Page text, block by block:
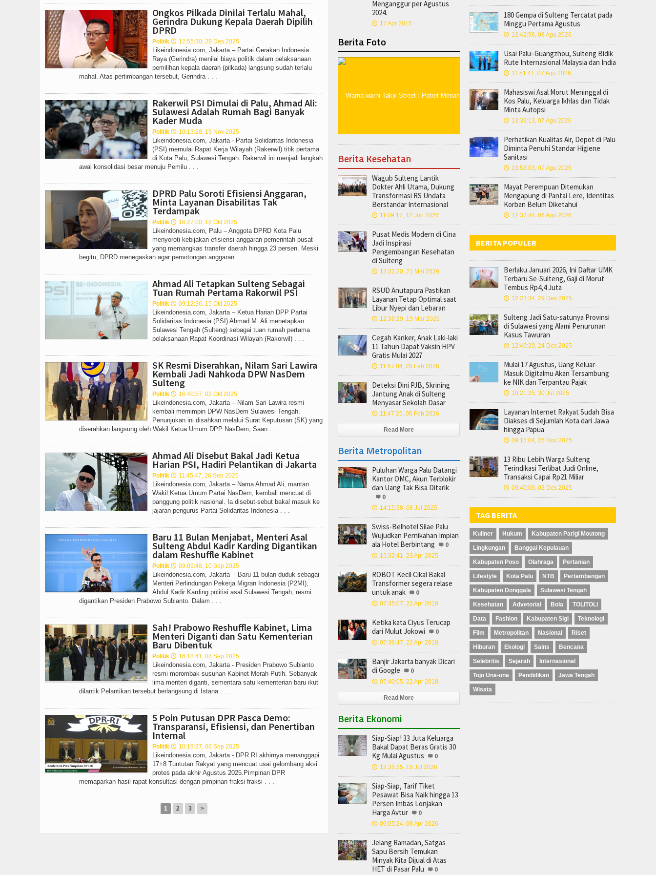
Ongkos Pilkada Dinilai Terlalu Mahal,
Gerindra Dukung Kepala Daerah Dipilih
DPRD
Politik 🕔 12:55:30, 29 Des 2025
Likeindonesia.com, Jakarta – Partai Gerakan Indonesia
Raya (Gerindra) menilai biaya politik dalam pelaksanaan
pemilihan kepala daerah (pilkada) langsung sudah terlalu
mahal. Atas pertimbangan tersebut, Gerindra . . .
Rakerwil PSI Dimulai di Palu, Ahmad Ali:
Sulawesi Adalah Rumah Bagi Banyak
Kader Muda
Politik 🕔 10:13:28, 19 Nov 2025
Likeindonesia.com, Jakarta - Partai Solidaritas Indonesia
(PSI) memulai Rapat Kerja Wilayah (Rakerwil) titik pertama
di Kota Palu, Sulawesi Tengah. Rakerwil ini menjadi langkah
awal konsolidasi besar menuju Pemilu . . .
DPRD Palu Soroti Efisiensi Anggaran,
Minta Layanan Disabilitas Tak
Terdampak
Politik 🕔 16:27:00, 18 Okt 2025
Likeindonesia.com, Palu – Anggota DPRD Kota Palu
menyoroti kebijakan efisiensi anggaran pemerintah pusat
yang memangkas transfer daerah hingga 23 persen. Meski
begitu, DPRD menegaskan agar pemotongan anggaran . . .
Ahmad Ali Tetapkan Sulteng Sebagai
Tuan Rumah Pertama Rakorwil PSI
Politik 🕔 09:12:36, 15 Okt 2025
Likeindonesia.com, Jakarta – Ketua Harian DPP Partai
Solidaritas Indonesia (PSI) Ahmad M. Ali menetapkan
Sulawesi Tengah (Sulteng) sebagai tuan rumah pertama
pelaksanaan Rapat Koordinasi Wilayah (Rakorwil) . . .
SK Resmi Diserahkan, Nilam Sari Lawira
Kembali Jadi Nahkoda DPW NasDem
Sulteng
Politik 🕔 16:40:57, 02 Okt 2025
Likeindonesia.com, Jakarta – Nilam Sari Lawira resmi
kembali memimpin DPW NasDem Sulawesi Tengah.
Penunjukan ini disahkan melalui Surat Keputusan (SK) yang
diserahkan langsung oleh Wakil Ketua Umum DPP NasDem, Saan . . .
Ahmad Ali Disebut Bakal Jadi Ketua
Harian PSI, Hadiri Pelantikan di Jakarta
Politik 🕔 11:45:47, 26 Sep 2025
Likeindonesia.com, Jakarta – Nama Ahmad Ali, mantan
Wakil Ketua Umum Partai NasDem, kembali mencuat di
panggung politik nasional. Ia disebut-sebut bakal masuk ke
jajaran pengurus Partai Solidaritas Indonesia . . .
Baru 11 Bulan Menjabat, Menteri Asal
Sulteng Abdul Kadir Karding Digantikan
dalam Reshuffle Kabinet
Politik 🕔 09:09:48, 10 Sep 2025
Likeindonesia.com, Jakarta - Baru 11 bulan duduk sebagai
Menteri Perlindungan Pekerja Migran Indonesia (P2MI),
Abdul Kadir Karding politisi asal Sulawesi Tengah, resmi
digantikan Presiden Prabowo Subianto. Dalam . . .
Sah! Prabowo Reshuffle Kabinet, Lima
Menteri Diganti dan Satu Kementerian
Baru Dibentuk
Politik 🕔 16:18:41, 08 Sep 2025
Likeindonesia.com, Jakarta - Presiden Prabowo Subianto
resmi merombak susunan Kabinet Merah Putih. Sebanyak
lima menteri diganti, sementara satu kementerian baru ikut
dilantik.Pelantikan tersebut berlangsung di Istana . . .
5 Poin Putusan DPR Pasca Demo:
Transparansi, Efisiensi, dan Penertiban
Internal
Politik 🕔 10:19:37, 06 Sep 2025
Likeindonesia.com, Jakarta - DPR RI akhirnya menanggapi
17+8 Tuntutan Rakyat yang mencuat usai gelombang aksi
protes pada akhir Agustus 2025.Pimpinan DPR
memaparkan hasil rapat konsultasi dengan pimpinan fraksi-fraksi . . .
1 2 3 >
Menganggur per Agustus
2024.
🕔 17 Apr 2015
Berita Foto
Berita Kesehatan
Wagub Sulteng Lantik
Dokter Ahli Utama, Dukung
Transformasi RS Undata
Berstandar Internasional
🕔 11:09:17, 12 Jun 2026
Pusat Medis Modern di Cina
Jadi Inspirasi
Pengembangan Kesehatan
di Sulteng
🕔 13:32:20, 21 Mei 2026
RSUD Anutapura Pastikan
Layanan Tetap Optimal saat
Libur Nyepi dan Lebaran
🕔 12:36:29, 19 Mar 2026
Cegah Kanker, Anak Laki-laki
11 Tahun Dapat Vaksin HPV
Gratis Mulai 2027
🕔 11:57:04, 20 Feb 2026
Deteksi Dini PJB, Skrining
Jantung Anak di Sulteng
Menyasar Sekolah Dasar
🕔 11:47:25, 06 Feb 2026
Read More
Berita Metropolitan
Puluhan Warga Palu Datangi
Kantor OMC, Akun Terblokir
dan Uang Tak Bisa Ditarik
0
🕔 14:15:38, 08 Jul 2025
Swiss-Belhotel Silae Palu
Wujudkan Pernikahan Impian
ala Hotel Berbintang
0
🕔 15:32:41, 23 Apr 2025
ROBOT Kecil Cikal Bakal
Transformer segera relase
untuk anak
0
🕔 07:35:07, 22 Apr 2018
Ketika kata Ciyus Terucap
dari Mulut Jokowi
0
🕔 07:36:47, 22 Apr 2018
Banjir Jakarta banyak Dicari
di Google
0
🕔 07:40:05, 22 Apr 2018
Read More
Berita Ekonomi
Siap-Siap! 33 Juta Keluarga
Bakal Dapat Beras Gratis 30
Kg Mulai Agustus
0
🕔 12:35:35, 16 Jul 2026
Siap-Siap, Tarif Tiket
Pesawat Bisa Naik hingga 13
Persen Imbas Lonjakan
Harga Avtur
0
🕔 09:05:24, 08 Apr 2026
Jelang Ramadan, Satgas
Sapu Bersih Temukan
Minyak Kita Dijual di Atas
HET di Pasar Palu
0
180 Gempa di Sulteng Tercatat pada
Minggu Pertama Agustus
🕔 12:42:56, 08 Agu 2026
Usai Palu–Guangzhou, Sulteng Bidik
Rute Internasional Malaysia dan India
🕔 11:51:41, 07 Agu 2026
Mahasiswi Asal Morut Meninggal di
Kos Palu, Keluarga Ikhlas dan Tidak
Minta Autopsi
🕔 13:33:13, 07 Agu 2026
Perhatikan Kualitas Air, Depot di Palu
Diminta Penuhi Standar Higiene
Sanitasi
🕔 13:53:03, 07 Agu 2026
Mayat Perempuan Ditemukan
Mengapung di Pantai Lere, Identitas
Korban Belum Diketahui
🕔 12:37:44, 06 Agu 2026
BERITA POPULER
Berlaku Januari 2026, Ini Daftar UMK
Terbaru Se-Sulteng, Gaji di Morut
Tembus Rp4,4 Juta
🕔 12:23:34, 29 Des 2025
Sulteng Jadi Satu-satunya Provinsi
di Sulawesi yang Alami Penurunan
Kasus Tawuran
🕔 12:49:20, 24 Des 2025
Mulai 17 Agustus, Uang Keluar-
Masuk Digitalmu Akan Tersambung
ke NIK dan Terpantau Pajak
🕔 10:21:25, 30 Jul 2025
Layanan Internet Rakyat Sudah Bisa
Diakses di Sejumlah Kota dari Jawa
hingga Papua
🕔 09:15:04, 26 Nov 2025
13 Ribu Lebih Warga Sulteng
Terindikasi Terlibat Judi Online,
Transaksi Capai Rp21 Miliar
🕔 09:40:00, 03 Des 2025
TAG BERITA
Kuliner Hukum Kabupaten Parigi Moutong
Lingkungan Banggai Kepulauan
Kabupaten Poso Olahraga Pertanian
Lifestyle Kota Palu NTB Pertambangan
Kabupaten Donggala Sulawesi Tengah
Kesehatan Advetorial Bola TOLITOLI
Data Fashion Kabupaten Sigi Teknologi
Film Metropolitan Nasional Riset
Hiburan Ekologi Sains Bencana
Selebritis Sejarah Internasional
Tojo Una-una Pendidikan Jawa Tengah
Wisata